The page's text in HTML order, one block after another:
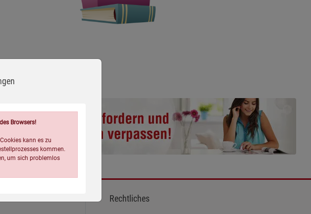
Rechtliches
Browsers!
kann es zu
kommen.
um sich problemlos